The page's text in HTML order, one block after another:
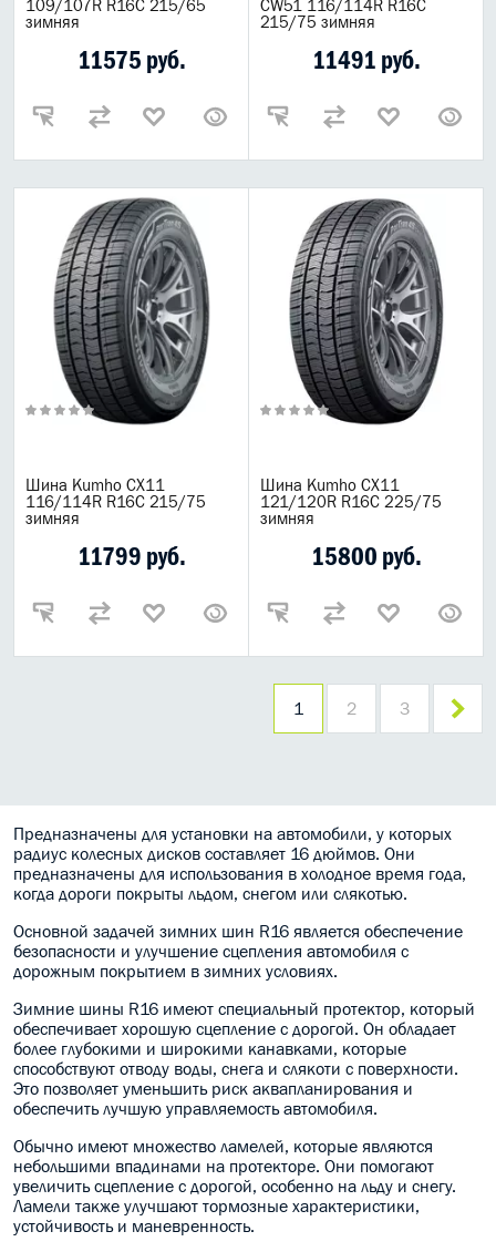
109/107R R16C 215/65
зимняя
11575 руб.
CW51 116/114R R16C
215/75 зимняя
11491 руб.
Шина Kumho CX11
116/114R R16C 215/75
зимняя
11799 руб.
Шина Kumho CX11
121/120R R16C 225/75
зимняя
15800 руб.
1 2 3
Предназначены для установки на автомобили, у которых
радиус колесных дисков составляет 16 дюймов. Они
предназначены для использования в холодное время года,
когда дороги покрыты льдом, снегом или слякотью.
Основной задачей зимних шин R16 является обеспечение
безопасности и улучшение сцепления автомобиля с
дорожным покрытием в зимних условиях.
Зимние шины R16 имеют специальный протектор, который
обеспечивает хорошую сцепление с дорогой. Он обладает
более глубокими и широкими канавками, которые
способствуют отводу воды, снега и слякоти с поверхности.
Это позволяет уменьшить риск аквапланирования и
обеспечить лучшую управляемость автомобиля.
Обычно имеют множество ламелей, которые являются
небольшими впадинами на протекторе. Они помогают
увеличить сцепление с дорогой, особенно на льду и снегу.
Ламели также улучшают тормозные характеристики,
устойчивость и маневренность.